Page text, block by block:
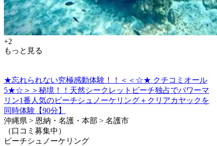
+2
もっと見る
★忘れられない究極感動体験！！＜＜☆★ クチコミオール
5★☆＞＞秘境！！天然シークレットビーチ独占でパワーマ
リン1番人気のビーチシュノーケリング＋クリアカヤックを
同時体験【90分】
沖縄県 > 恩納・名護・本部 > 名護市
（口コミ募集中）
ビーチシュノーケリング